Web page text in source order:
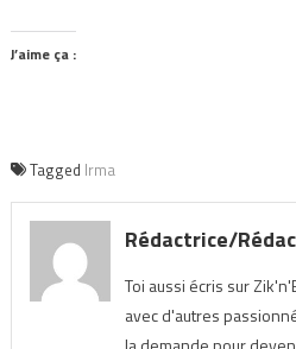
J’aime ça :
Tagged Irma
Rédactrice/
Toi aussi écris sur
avec d'autres